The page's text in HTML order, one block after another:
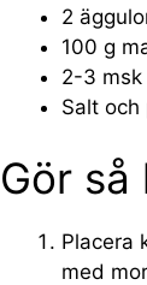
2
100 g
2-3
Salt och
Gör så
Placera
med